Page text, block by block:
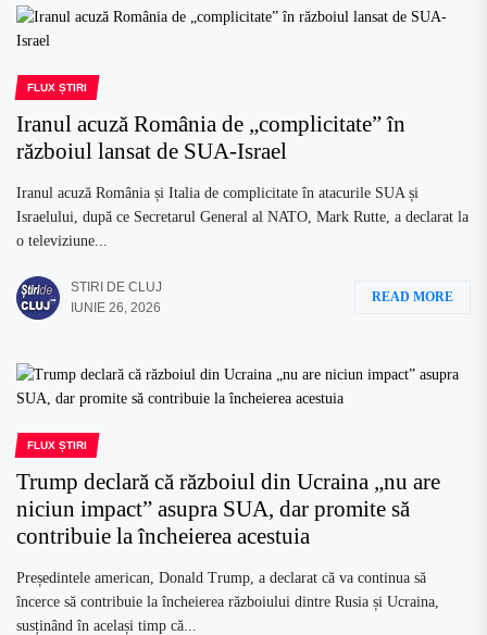
FLUX ȘTIRI
Iranul acuză România de „complicitate” în
războiul lansat de SUA-Israel
Iranul acuză România și Italia de complicitate în atacurile SUA și
Israelului, după ce Secretarul General al NATO, Mark Rutte, a declarat la
o televiziune...
STIRI DE CLUJ
IUNIE 26, 2026
READ MORE
FLUX ȘTIRI
Trump declară că războiul din Ucraina „nu are
niciun impact” asupra SUA, dar promite să
contribuie la încheierea acestuia
Președintele american, Donald Trump, a declarat că va continua să
încerce să contribuie la încheierea războiului dintre Rusia și Ucraina,
susținând în același timp că...